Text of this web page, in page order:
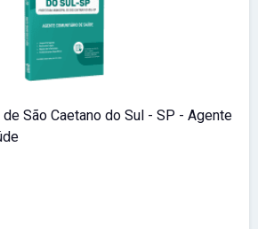
São Caetano do Sul - SP - Agente